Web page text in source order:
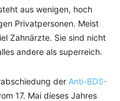
aus wenigen, hoch
Privatpersonen. Meist
Zahnärzte. Sie sind nicht
andere als superreich.
der Anti-BDS-
17. Mai dieses Jahres